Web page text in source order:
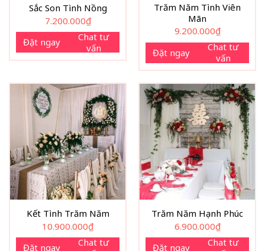
Sắc Son Tình Nồng
7.200.000₫
Đặt ngay
Chat tư
vấn
Trăm Năm Tình Viên
Mãn
9.200.000₫
Đặt ngay
Chat tư
vấn
Kết Tình Trăm Năm
10.900.000₫
Đặt ngay
Chat tư
Trăm Năm Hạnh Phúc
6.900.000₫
Đặt ngay
Chat tư